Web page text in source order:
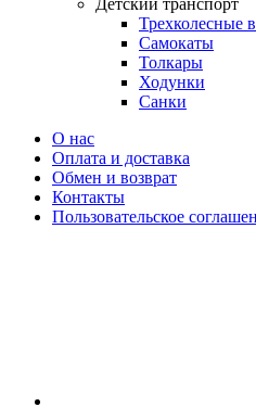
Трехколесные
Самокаты
Толкары
Ходунки
Санки
О нас
Оплата и доставка
Обмен и возврат
Контакты
Пользовательское